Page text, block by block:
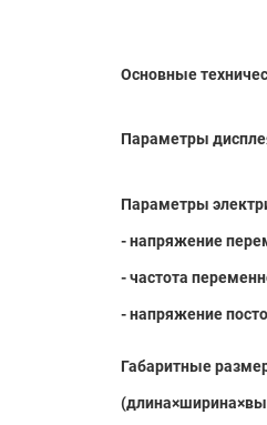
Основные
Параметры
Параметры
- напряжение
- частота
- напряжение
Габаритные